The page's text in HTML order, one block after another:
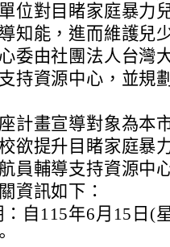
位對目睹家庭暴力
知能，進而維護兒
委由社團法人台灣
持資源中心，並規
計畫宣導對象為本
欲提升目睹家庭暴
員輔導支持資源中
資訊如下：
：自115年6月15日(